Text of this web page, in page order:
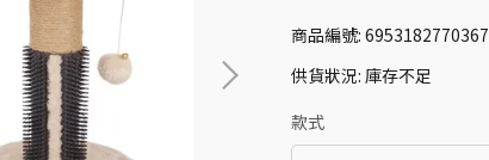
商品編號: 6953182770367
供貨狀況: 庫存不足
款式